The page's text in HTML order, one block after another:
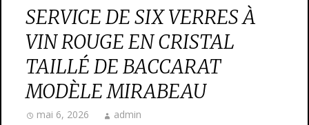
SERVICE DE SIX VERRES À
VIN ROUGE EN CRISTAL
TAILLÉ DE BACCARAT
MODÈLE MIRABEAU
mai 6, 2026 admin